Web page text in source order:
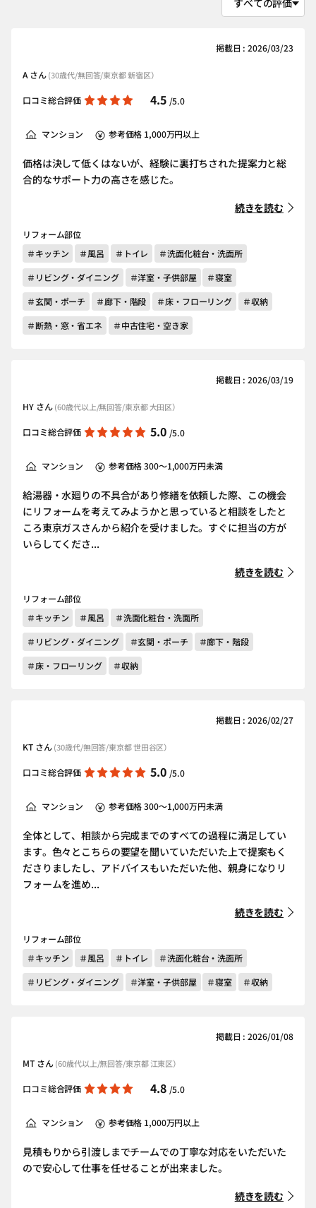
掲載日 : 2026/03/23
A さん(30歳代/無回答/東京都 新宿区）
口コミ総合評価 4.5 /5.0
マンション 参考価格 1,000万円以上
価格は決して低くはないが、経験に裏打ちされた提案力と総
合的なサポート力の高さを感じた。
続きを読む
リフォーム部位
＃キッチン
＃風呂 ＃トイレ
＃洗面化粧台・洗面所
＃リビング・ダイニング
＃洋室・子供部屋
＃寝室
＃玄関・ポーチ
＃廊下・階段 ＃床・フローリング
＃収納
＃断熱・窓・省エネ
＃中古住宅・空き家
掲載日 : 2026/03/19
HY さん(60歳代以上/無回答/東京都 大田区）
口コミ総合評価 5.0 /5.0
マンション 参考価格 300～1,000万円未満
給湯器・水廻りの不具合があり修繕を依頼した際、この機会
にリフォームを考えてみようかと思っていると相談をしたと
ころ東京ガスさんから紹介を受けました。すぐに担当の方が
いらしてくださ...
続きを読む
リフォーム部位
＃キッチン
＃風呂
＃洗面化粧台・洗面所
＃リビング・ダイニング
＃玄関・ポーチ
＃廊下・階段
＃床・フローリング
＃収納
掲載日 : 2026/02/27
KT さん(30歳代/無回答/東京都 世田谷区）
口コミ総合評価 5.0 /5.0
マンション 参考価格 300～1,000万円未満
全体として、相談から完成までのすべての過程に満足してい
ます。色々とこちらの要望を聞いていただいた上で提案もく
ださりましたし、アドバイスもいただいた他、親身になりリ
フォームを進め...
続きを読む
リフォーム部位
＃キッチン
＃風呂 ＃トイレ
＃洗面化粧台・洗面所
＃リビング・ダイニング
＃洋室・子供部屋 ＃寝室 ＃収納
掲載日 : 2026/01/08
MT さん(60歳代以上/無回答/東京都 江東区）
口コミ総合評価 4.8 /5.0
マンション 参考価格 1,000万円以上
見積もりから引渡しまでチームでの丁寧な対応をいただいた
ので安心して仕事を任せることが出来ました。
続きを読む